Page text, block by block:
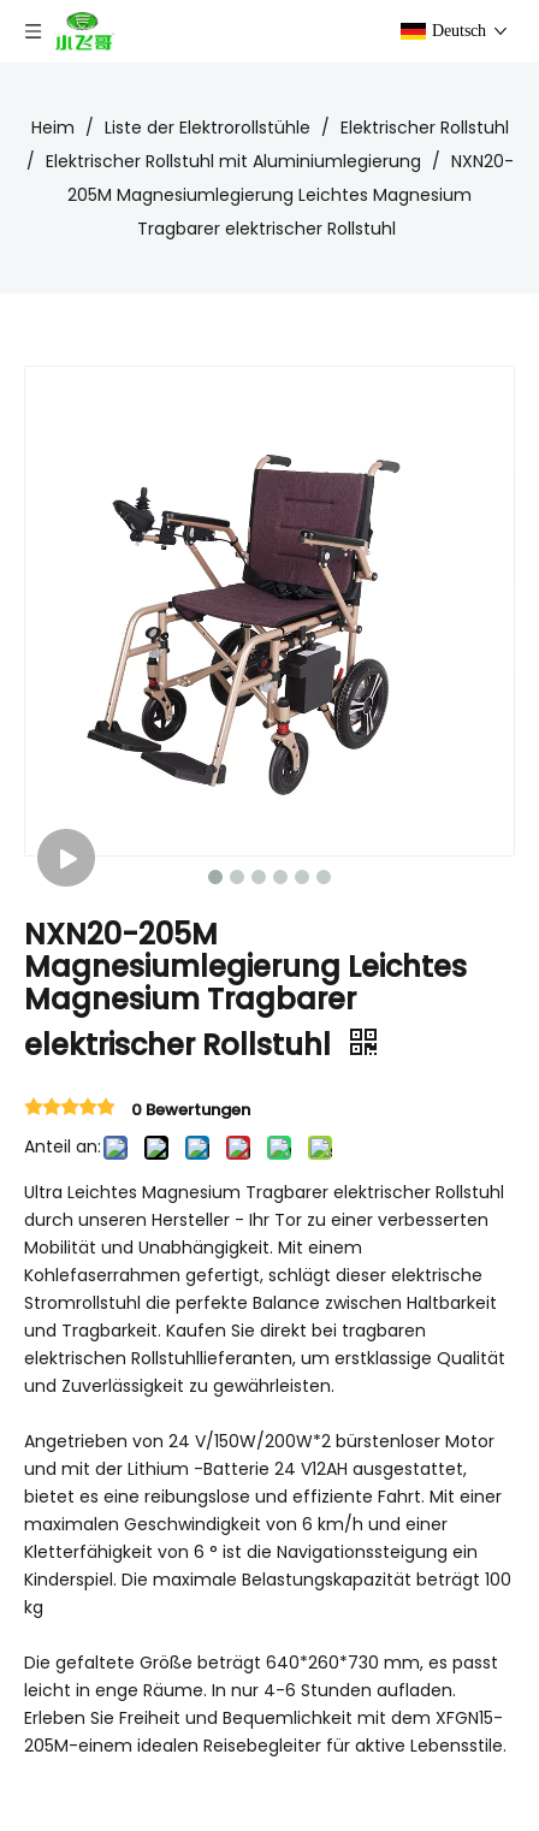
Deutsch
Heim / Liste der Elektrorollstühle / Elektrischer Rollstuhl
/ Elektrischer Rollstuhl mit Aluminiumlegierung / NXN20-
205M Magnesiumlegierung Leichtes Magnesium
Tragbarer elektrischer Rollstuhl
NXN20-205M
Magnesiumlegierung Leichtes
Magnesium Tragbarer
elektrischer Rollstuhl
0 Bewertungen
Anteil an:
Ultra Leichtes Magnesium Tragbarer elektrischer Rollstuhl
durch unseren Hersteller - Ihr Tor zu einer verbesserten
Mobilität und Unabhängigkeit. Mit einem
Kohlefaserrahmen gefertigt, schlägt dieser elektrische
Stromrollstuhl die perfekte Balance zwischen Haltbarkeit
und Tragbarkeit. Kaufen Sie direkt bei tragbaren
elektrischen Rollstuhllieferanten, um erstklassige Qualität
und Zuverlässigkeit zu gewährleisten.
Angetrieben von 24 V/150W/200W*2 bürstenloser Motor
und mit der Lithium -Batterie 24 V12AH ausgestattet,
bietet es eine reibungslose und effiziente Fahrt. Mit einer
maximalen Geschwindigkeit von 6 km/h und einer
Kletterfähigkeit von 6 ° ist die Navigationssteigung ein
Kinderspiel. Die maximale Belastungskapazität beträgt 100
kg
Die gefaltete Größe beträgt 640*260*730 mm, es passt
leicht in enge Räume. In nur 4-6 Stunden aufladen.
Erleben Sie Freiheit und Bequemlichkeit mit dem XFGN15-
205M-einem idealen Reisebegleiter für aktive Lebensstile.